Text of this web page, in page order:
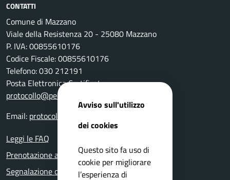
CONTATTI
Comune di Mazzano
Viale della Resistenza 20 - 25080 Mazzano
P. IVA: 00855610176
Codice Fiscale: 00855610176
Telefono: 030 212191
Posta Elettronica Certificata:
protocollo@pec.comune.mazzano.bs.it
Email: protocollo@comune.mazzano.bs.it
Leggi le FAQ
Prenotazione appuntamento
Segnalazione disservizio
Avviso sull'utilizzo
dei cookies
Questo sito fa uso di
cookie per migliorare
l’esperienza di